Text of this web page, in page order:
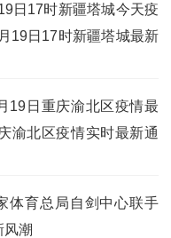
日17时新疆塔城今天疫
19日17时新疆塔城最新
19日重庆渝北区疫情最
渝北区疫情实时最新通
体育总局自剑中心联手
风潮